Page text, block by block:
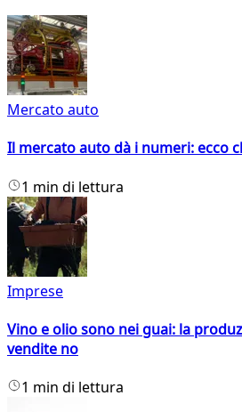
Mercato auto
Il mercato auto dà i numeri: ecco
1 min di lettura
Imprese
Vino e olio sono nei guai: la
vendite no
1 min di lettura